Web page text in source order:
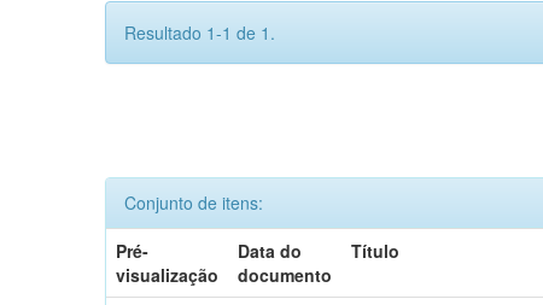
Resultado 1-1 de 1.
Conjunto de itens:
Pré-
visualização
Data do
documento
Título